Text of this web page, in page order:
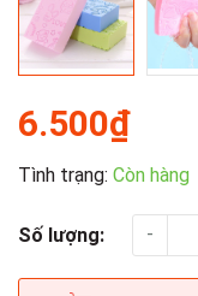
6.500₫
Tình trạng: Còn hàng
Số lượng: -